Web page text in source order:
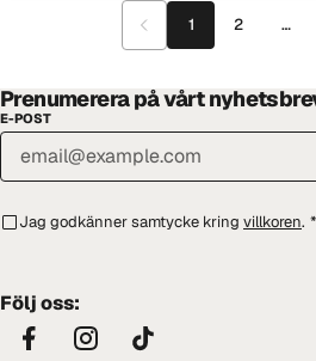
1 2 …
Prenumerera på vårt
E-POST
Jag godkänner samtycke kring villkoren. *
Följ oss: